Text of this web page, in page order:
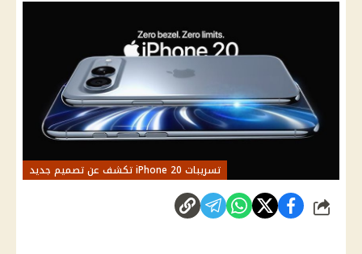
تسريبات iPhone 20 تكشف عن تصميم جديد
شارك